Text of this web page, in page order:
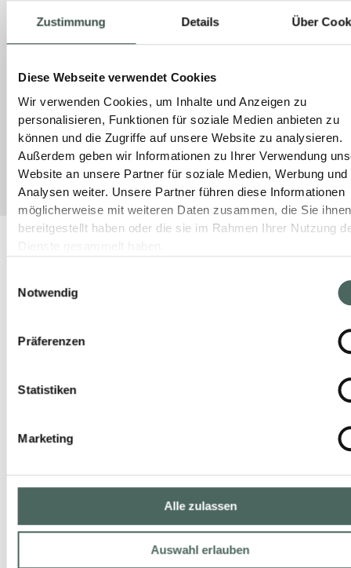
Zustimmung Details Über
Diese Webseite verwendet Cookies
Wir verwenden Cookies, um Inhalte und Anzeigen zu
personalisieren, Funktionen für soziale Medien anbieten zu
können und die Zugriffe auf unsere Website zu analysieren.
Außerdem geben wir Informationen zu Ihrer Verwendung
Website an unsere Partner für soziale Medien, Werbung und
Analysen weiter. Unsere Partner führen diese Informationen
möglicherweise mit weiteren Daten zusammen, die Sie ihnen
bereitgestellt haben oder die sie im Rahmen Ihrer Nutzung
Notwendig
Präferenzen
Statistiken
Marketing
Alle zulassen
Auswahl erlauben
Praxislösungen rund um das moderne SHK-
Handwerk. Jetzt reinlesen und frische Impulse
MEHR »
9. Oktober 2025 Keine Kommentare